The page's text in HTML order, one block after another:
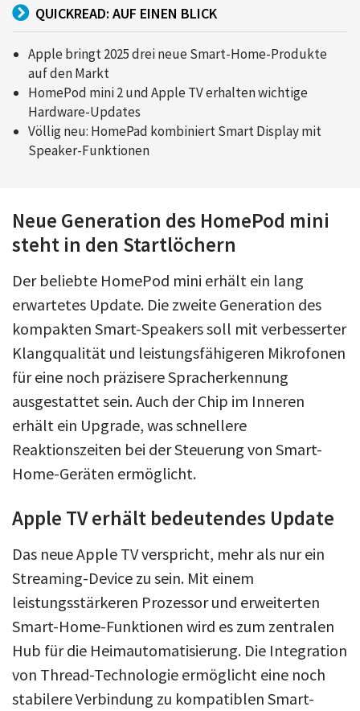
QUICKREAD: AUF EINEN BLICK
Apple bringt 2025 drei neue Smart-Home-Produkte
auf den Markt
HomePod mini 2 und Apple TV erhalten wichtige
Hardware-Updates
Völlig neu: HomePad kombiniert Smart Display mit
Speaker-Funktionen
Neue Generation des HomePod mini
steht in den Startlöchern
Der beliebte HomePod mini erhält ein lang
erwartetes Update. Die zweite Generation des
kompakten Smart-Speakers soll mit verbesserter
Klangqualität und leistungsfähigeren Mikrofonen
für eine noch präzisere Spracherkennung
ausgestattet sein. Auch der Chip im Inneren
erhält ein Upgrade, was schnellere
Reaktionszeiten bei der Steuerung von Smart-
Home-Geräten ermöglicht.
Apple TV erhält bedeutendes Update
Das neue Apple TV verspricht, mehr als nur ein
Streaming-Device zu sein. Mit einem
leistungsstärkeren Prozessor und erweiterten
Smart-Home-Funktionen wird es zum zentralen
Hub für die Heimautomatisierung. Die Integration
von Thread-Technologie ermöglicht eine noch
stabilere Verbindung zu kompatiblen Smart-